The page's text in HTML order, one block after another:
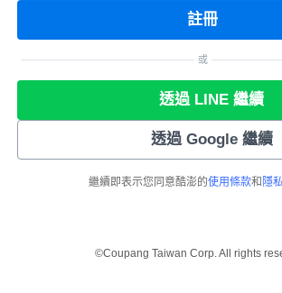
註冊
或
透過 LINE 繼續
透過 Google 繼續
繼續即表示您同意酷澎的使用條款和 隱
©Coupang Taiwan Corp. All rights